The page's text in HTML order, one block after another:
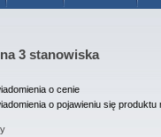
3 stanowiska
o cenie
o pojawieniu się produktu